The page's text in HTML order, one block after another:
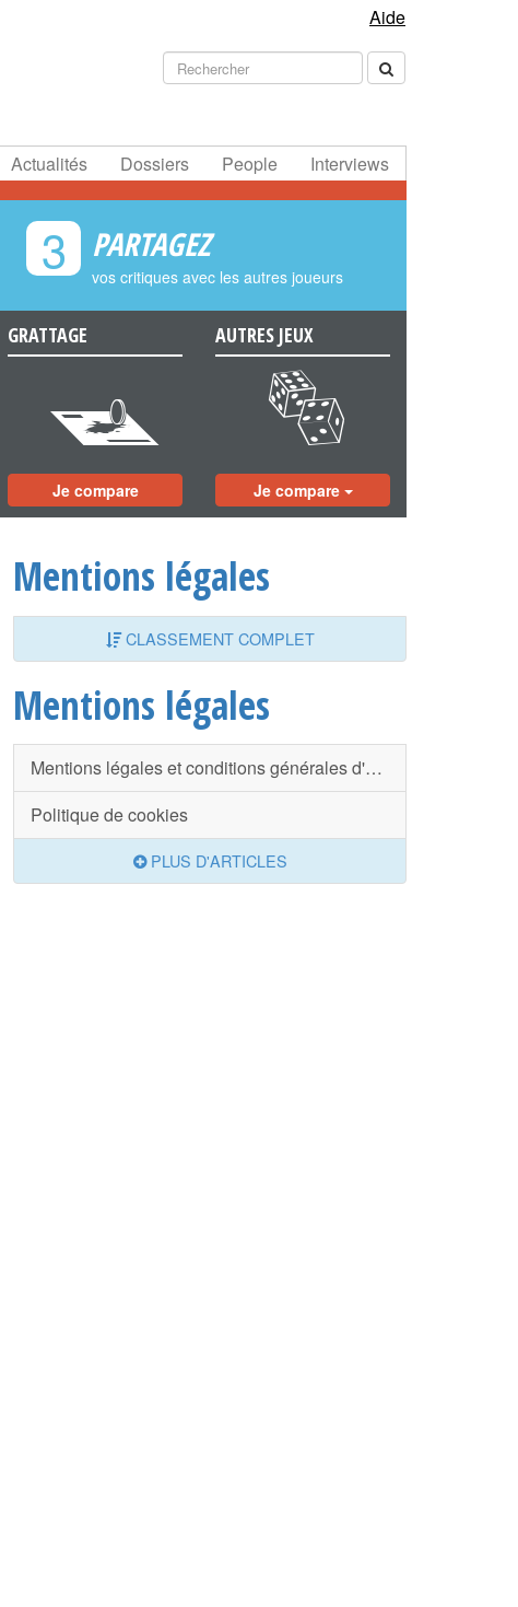
Aide
Actualités Dossiers People Interviews
3 PARTAGEZ
vos critiques avec les autres joueurs
GRATTAGE
e
Je compare
AUTRES JEUX
f
Je compare
Mentions légales
CLASSEMENT COMPLET
Mentions légales
Mentions légales et conditions générales d'utilisation du site
Politique de cookies
PLUS D'ARTICLES